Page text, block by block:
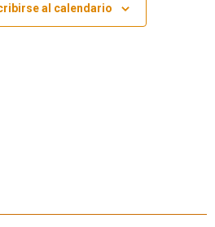
al calendario